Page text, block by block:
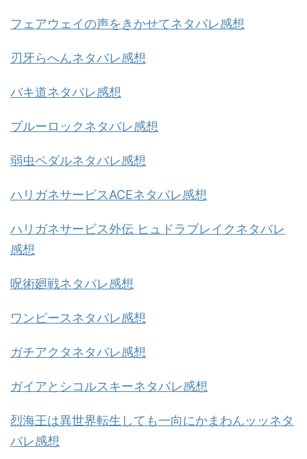
フェアウェイの声をきかせてネタバレ感想
刃牙らへんネタバレ感想
バキ道ネタバレ感想
ブルーロックネタバレ感想
弱虫ペダルネタバレ感想
ハリガネサービスACEネタバレ感想
ハリガネサービス外伝 ヒュドラブレイクネタバレ
感想
呪術廻戦ネタバレ感想
ワンピースネタバレ感想
ガチアクタネタバレ感想
ガイアとシコルスキーネタバレ感想
烈海王は異世界転生しても一向にかまわんッッネタ
バレ感想